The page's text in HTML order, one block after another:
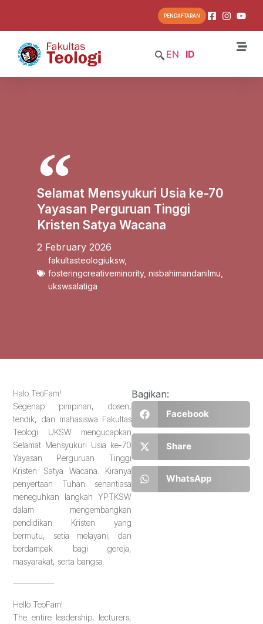
PENDAFTARAN
EN ID
Selamat Mensyukuri Usia ke-70
Yayasan Perguruan Tinggi
Kristen Satya Wacana
2 February 2026
fakultasteologiuksw,
fosteringcreativeminority, nisbahimandanilmu
ukswsalatiga
Halo TeoFam!
Segenap pimpinan, dosen,
tendik, dan mahasiswa Fakultas
Teologi UKSW mengucapkan
Selamat Mensyukuri Usia ke-70
Yayasan Perguruan Tinggi
Kristen Satya Wacana. Kiranya
penyertaan Tuhan senantiasa
meneguhkan langkah YPTKSW
dalam mengembangkan
pendidikan Kristen yang
bermutu, setia melayani, dan
berdampak bagi gereja,
masyarakat, serta bangsa.
—————
Hello TeoFam!
The entire leadership, lecturers,
Bagikan:
Facebook
Share
WhatsApp